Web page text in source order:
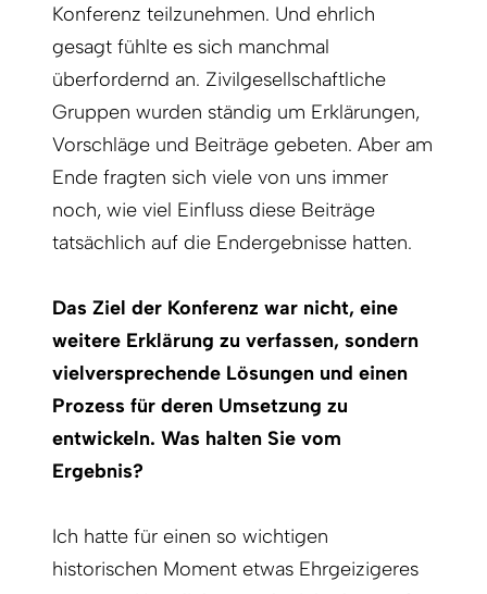
Konferenz teilzunehmen. Und ehrlich
gesagt fühlte es sich manchmal
überfordernd an. Zivilgesellschaftliche
Gruppen wurden ständig um Erklärungen,
Vorschläge und Beiträge gebeten. Aber am
Ende fragten sich viele von uns immer
noch, wie viel Einfluss diese Beiträge
tatsächlich auf die Endergebnisse hatten.
Das Ziel der Konferenz war nicht, eine
weitere Erklärung zu verfassen, sondern
vielversprechende Lösungen und einen
Prozess für deren Umsetzung zu
entwickeln. Was halten Sie vom
Ergebnis?
Ich hatte für einen so wichtigen
historischen Moment etwas Ehrgeizigeres